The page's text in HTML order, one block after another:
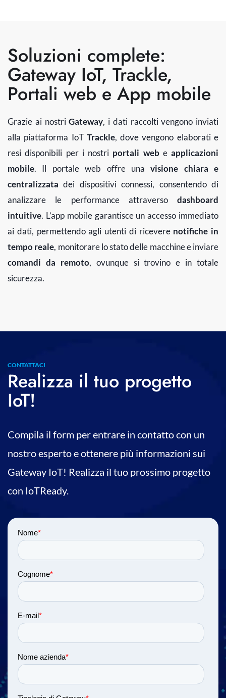
Soluzioni complete:
Gateway IoT, Trackle,
Portali web e App mobile
Grazie ai nostriGateway, i dati raccolti vengono inviati
alla piattaforma IoT Trackle, dove vengono elaborati e
resi disponibili per i nostri portali webe applicazioni
mobile. Il portale web offre unavisione chiara e
centralizzata dei dispositivi connessi, consentendo di
analizzare le performance attraverso dashboard
intuitive. L’app mobile garantisce un accesso immediato
ai dati, permettendo agli utenti di ricevere notifiche in
tempo reale, monitorare lo stato delle macchine e inviare
comandi da remoto, ovunque si trovino e in totale
sicurezza.
CONTATTACI
Realizza il tuo progetto
IoT!
Compila il form per entrare in contatto con un
nostro esperto e ottenere più informazioni sui
Gateway IoT! Realizza il tuo prossimo progetto
con IoTReady.